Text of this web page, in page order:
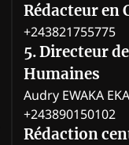
Rédacteur en
+243821755775
5. Directeur
Humaines
Audry EWAKA
+243890150102
Rédaction